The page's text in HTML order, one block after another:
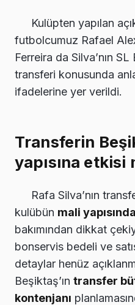
Kulüpten yapılan
futbolcumuz Rafael
Ferreira da Silva’nın
transferi konusunda
ifadelerine yer verildi.
Transferin
yapısına
Rafa Silva’nın
kulübün mali yapısında
bakımından dikkat
bonservis bedeli ve
detaylar henüz
Beşiktaş’ın transfer
kontenjanı